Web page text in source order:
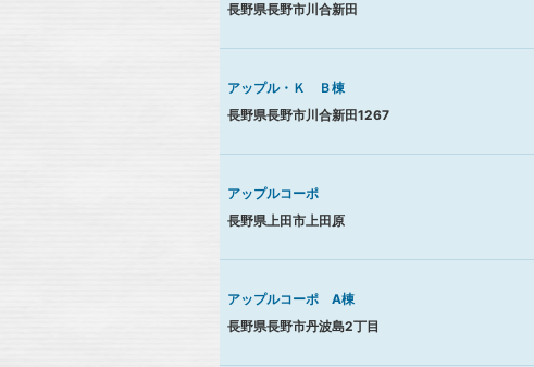
長野県長野市川合新田
アップル・Ｋ Ｂ棟
長野県長野市川合新田1267
アップルコーポ
長野県上田市上田原
アップルコーポ A棟
長野県長野市丹波島2丁目